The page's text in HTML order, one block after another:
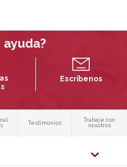
Escríbenos
Testimonios
Trabaje con
nosotros